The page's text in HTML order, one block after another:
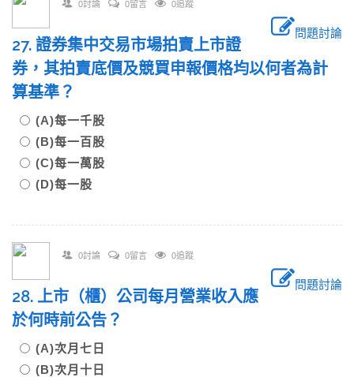
0討論 0留言 0追蹤
問題討論
27. 證券集中交易市場拍賣上市證
券，其拍賣底價及競買申報價格均以何者為計
算基準？
(A)每一千股
(B)每一百股
(C)每一萬股
(D)每一股
0討論 0留言 0追蹤
問題討論
28. 上市（櫃）公司每月營業收入應
於何時前公告？
(A)次月七日
(B)次月十日